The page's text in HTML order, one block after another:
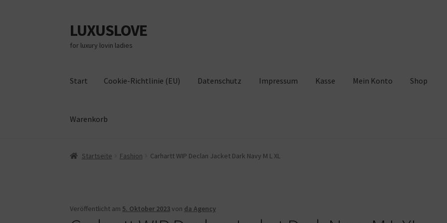
Zur
Navigation
springen
Zum
Inhalt
springen
LUXUSLOVE
for luxury lovin ladies
Start Cookie-Richtlinie (EU) Datenschutz Impressum Kasse Mein Konto Shop
Warenkorb
Start Cookie-Richtlinie (EU) Datenschutz Impressum Kasse Mein Konto
Startseite Fashion Carhartt WIP Declan Jacket Dark Navy M L XL
Veröffentlicht am5. Oktober 2023von da Agency